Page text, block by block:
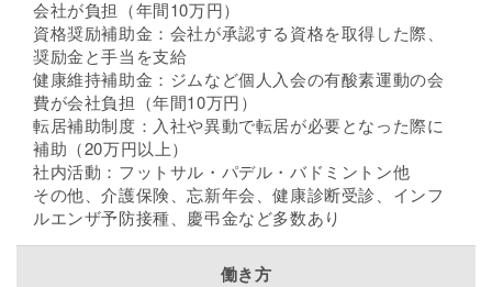
会社が負担（年間10万円）
資格奨励補助金：会社が承認する資格を取得した際、
奨励金と手当を支給
健康維持補助金：ジムなど個人入会の有酸素運動の会
費が会社負担（年間10万円）
転居補助制度：入社や異動で転居が必要となった際に
補助（20万円以上）
社内活動：フットサル・パデル・バドミントン他
その他、介護保険、忘新年会、健康診断受診、インフ
ルエンザ予防接種、慶弔金など多数あり
働き方